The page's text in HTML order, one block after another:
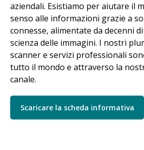
aziendali. Esistiamo per aiutare il
senso alle informazioni grazie a
connesse, alimentate da decenni
scienza delle immagini. I nostri
scanner e servizi professionali
tutto il mondo e attraverso la
canale.
Scaricare la scheda informativa